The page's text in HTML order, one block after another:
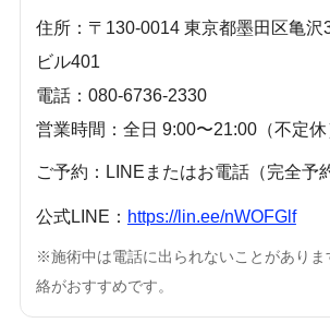
住所：〒130-0014 東京都墨田区亀沢
ビル401
電話：080-6736-2330
営業時間：全日 9:00〜21:00（不定休
ご予約：LINEまたはお電話（完全予
公式LINE： https://lin.ee/nWOFGlf
※施術中は電話に出られないことがありま
絡がおすすめです。